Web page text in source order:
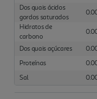
Dos quais ácidos
gordos saturados
Hidratos de
carbono
Dos quais açúcares
Proteínas
Sal